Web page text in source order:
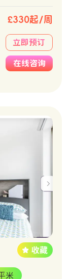
£330起/周
立即预订
在线咨询
米